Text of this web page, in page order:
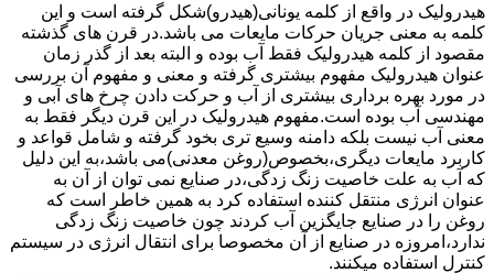
هیدرولیک در واقع از کلمه یونانی(هیدرو)شکل گرفته است و این
کلمه به معنی جریان حرکات مایعات می باشد.در قرن های گذشته
مقصود از کلمه هیدرولیک فقط آب بوده و البته بعد از گذر زمان
عنوان هیدرولیک مفهوم بیشتری گرفته و معنی و مفهوم آن بررسی
در مورد بهره برداری بیشتری از آب و حرکت دادن چرخ های آبی و
مهندسی آب بوده است.مفهوم هیدرولیک در این قرن دیگر فقط به
معنی آب نیست بلکه دامنه وسیع تری بخود گرفته و شامل قواعد و
کاربرد مایعات دیگری،بخصوص(روغن معدنی)می باشد،به این دلیل
که آب به علت خاصیت زنگ زدگی،در صنایع نمی توان از آن به
عنوان انرژی منتقل کننده استفاده کرد به همین خاطر است که
روغن را در صنایع جایگزین آب کردند چون خاصیت زنگ زدگی
ندارد،امروزه در صنایع از آن مخصوصا برای انتقال انرژی در سیستم
کنترل استفاده میکنند.